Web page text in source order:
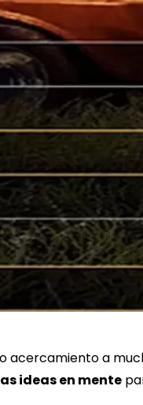
o acercamiento a
ideas en mente